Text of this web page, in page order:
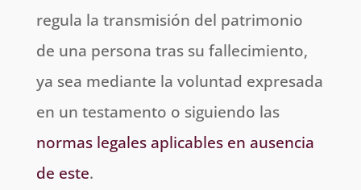
regula la transmisión del patrimonio
de una persona tras su fallecimiento,
ya sea mediante la voluntad expresada
en un testamento o siguiendo las
normas legales aplicables en ausencia
de este.